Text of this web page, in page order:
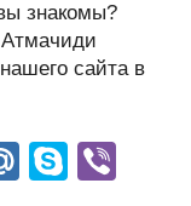
знакомы?
сайта в
M S